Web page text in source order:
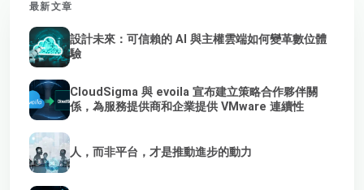
最新文章
設計未來：可信賴的 AI 與主權雲端如何變革數位體
驗
CloudSigma 與 evoila 宣布建立策略合作夥伴關
係，為服務提供商和企業提供 VMware 連續性
人，而非平台，才是推動進步的動力